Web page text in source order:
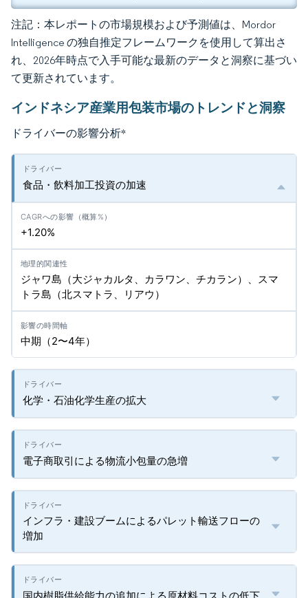
注記：本レポートの市場規模および予測値は、Mordor
Intelligence の独自推定フレームワークを使用して算出さ
れ、2026年時点で入手可能な最新のデータと洞察に基づい
て更新されています。
インドネシア産業用包装市場のトレンドと洞察
ドライバーの影響分析*
食品・飲料加工投資の加速
+1.20%
ジャワ島（大ジャカルタ、カラワン、チカラン）、スマ
トラ島（北スマトラ、リアウ）
中期（2〜4年）
化学・石油化学生産の拡大
電子商取引による物流小包量の急増
インフラ・建設ブームによるパレット輸送フローの
増加